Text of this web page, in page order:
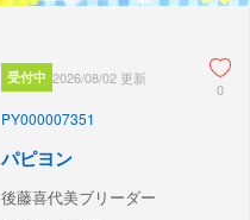
受付中 2026/08/02 更新
0
PY000007351
パピヨン
後藤喜代美ブリーダー